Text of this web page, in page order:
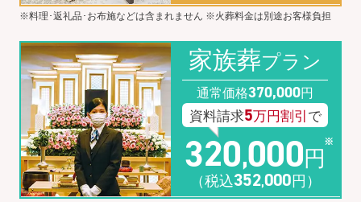
※料理･返礼品･お布施などは含まれません ※火葬料金は別途お客様負担
家族葬プラン
通常価格370,000円
資料請求5万円割引 で
320,000円
（税込352,000円）